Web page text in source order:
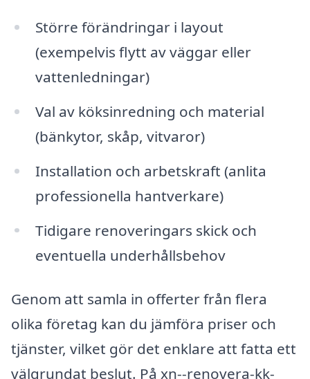
Större förändringar i layout
(exempelvis flytt av väggar eller
vattenledningar)
Val av köksinredning och material
(bänkytor, skåp, vitvaror)
Installation och arbetskraft (anlita
professionella hantverkare)
Tidigare renoveringars skick och
eventuella underhållsbehov
Genom att samla in offerter från flera
olika företag kan du jämföra priser och
tjänster, vilket gör det enklare att fatta ett
välgrundat beslut. På xn--renovera-kk-